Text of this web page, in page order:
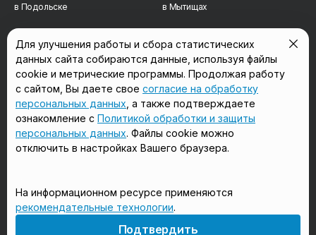
в Подольске в Мытищах
в Сергиевом Посаде в Люберцах
в Красногорске в Королёве
в Домодедово в Щёлково
18+
Мы в соцсетях
Для улучшения работы и сбора статистических
данных сайта собираются данные, используя файлы
cookie и метрические программы. Продолжая работу
с сайтом, Вы даете свое согласие на обработку
персональных данных , а также подтверждаете
ознакомление с Политикой обработки и защиты
персональных данных. Файлы cookie можно
отключить в настройках Вашего браузера.
На информационном ресурсе применяются
рекомендательные технологии.
Подтвердить